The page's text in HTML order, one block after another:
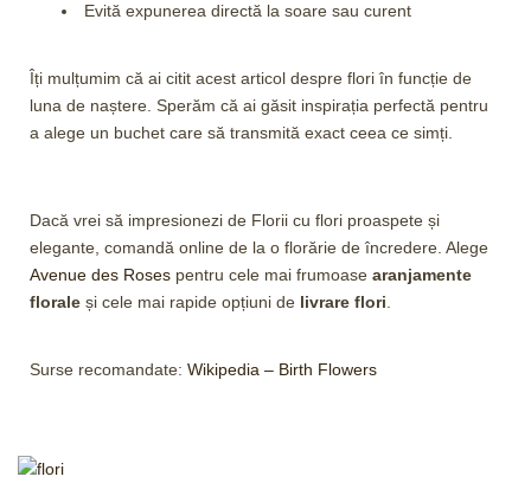
Evită expunerea directă la soare sau curent
Îți mulțumim că ai citit acest articol despre flori în funcție de
luna de naștere. Sperăm că ai găsit inspirația perfectă pentru
a alege un buchet care să transmită exact ceea ce simți.
Dacă vrei să impresionezi de Florii cu flori proaspete și
elegante, comandă online de la o florărie de încredere. Alege
Avenue des Roses pentru cele mai frumoase aranjamente
florale și cele mai rapide opțiuni de livrare flori.
Surse recomandate: Wikipedia – Birth Flowers